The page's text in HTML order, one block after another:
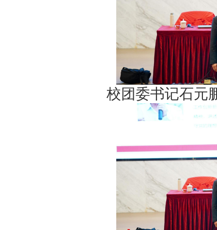
校团委书记石元